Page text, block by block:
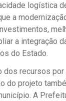
logística
a
a integração
do Estado.
dos recursos
do projeto
A